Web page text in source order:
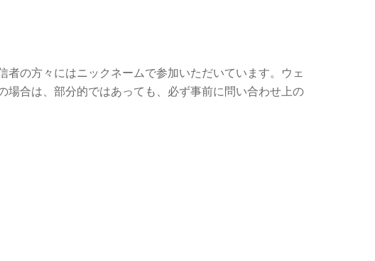
の方々にはニックネームで参加いただいています。ウェ
合は、部分的ではあっても、必ず事前に問い合わせ上の